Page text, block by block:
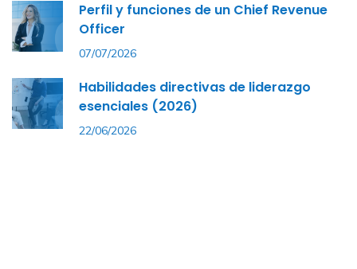
Perfil y funciones de un Chief Revenue
Officer
07/07/2026
Habilidades directivas de liderazgo
esenciales (2026)
22/06/2026